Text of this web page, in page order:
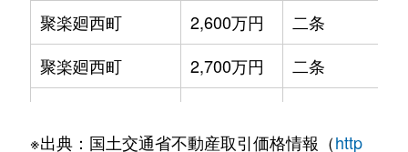
聚楽廻西町
2,600万円
二条
聚楽廻西町
2,700万円
二条
※出典：国土交通省不動産取引価格情報（http